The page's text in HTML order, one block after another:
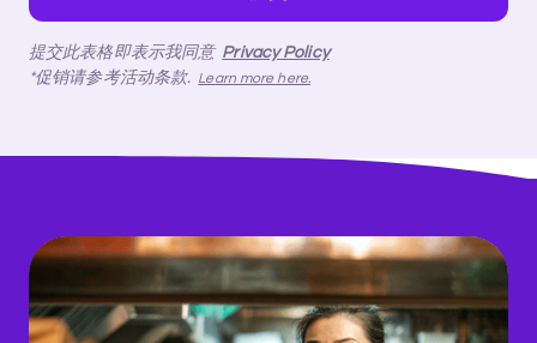
提交此表格即表示我同意 Privacy Policy
*促销请参考活动条款. Learn more here.